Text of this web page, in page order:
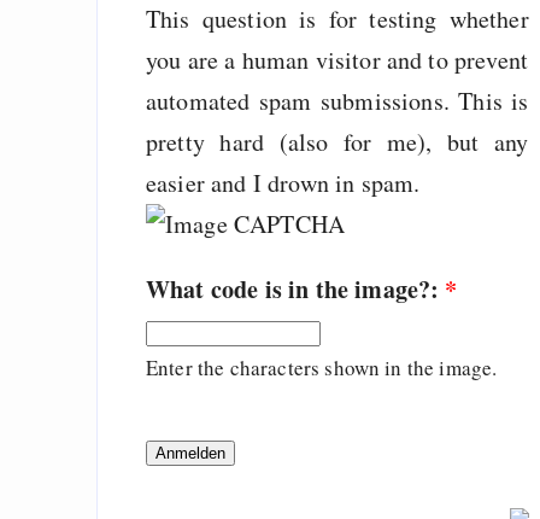
This question is for testing whether
you are a human visitor and to prevent
automated spam submissions. This is
pretty hard (also for me), but any
easier and I drown in spam.
What code is in the image?: *
Enter the characters shown in the image.
Zuletzt angezeigt:
information-
creates a power-
Open Letter to
use
window for your